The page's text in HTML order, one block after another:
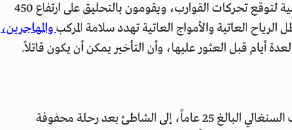
يستخدم الطاقم أجهزة تحديد المسار والخرائط الرقمية لتوقع تحركات القوارب، ويقومون بالتحليق على ارتفاع 450
العاتية والأمواج العاتية تهدد سلامة المركبوالمهاجرين،
أيام قبل العثور عليها، وأن التأخير يمكن أن يكون قاتلاً.
يصل عثمان لي، الشاب السنغالي البالغ 25 عاماً، إلى الشاطئ بعد رحلة محفوفة